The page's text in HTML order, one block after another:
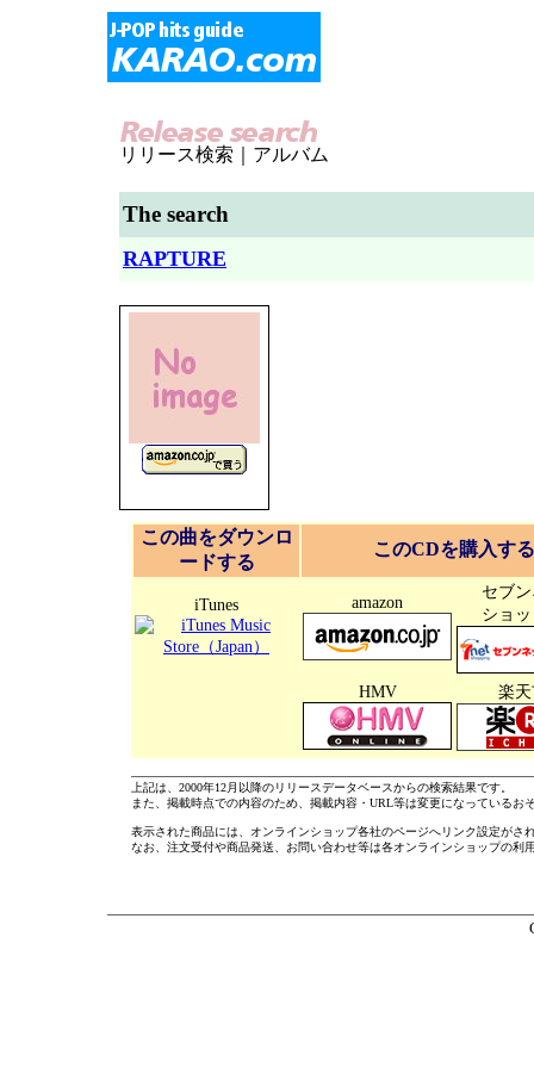
リリース検索｜アルバム
The search
RAPTURE
この曲をダウンロ
ードする
このCDを購入する
iTunes amazon
セブ
ショ
HMV 楽
上記は、2000年12月以降のリリースデータベースからの検索結果です。
また、掲載時点での内容のため、掲載内容・URL等は変更になっているお
表示された商品には、オンラインショップ各社のページへリンク設定がさ
なお、注文受付や商品発送、お問い合わせ等は各オンラインショップの利